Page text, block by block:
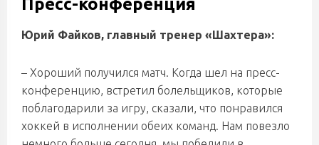
Пресс-конференция
Юрий Файков, главный тренер «Шахтера»:
– Хороший получился матч. Когда шел на пресс-
конференцию, встретил болельщиков, которые
поблагодарили за игру, сказали, что понравился
хоккей в исполнении обеих команд. Нам повезло